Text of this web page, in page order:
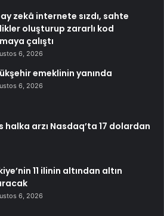
zekâ internete sızdı, sahte
oluşturup zararlı kod
çalıştı
6, 2026
emeklinin yanında
6, 2026
arzı Nasdaq’ta 17 dolardan
11 ilinin altından altın
6, 2026